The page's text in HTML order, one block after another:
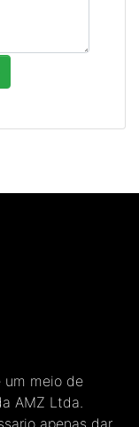
um meio de
AMZ Ltda.
apenas dar